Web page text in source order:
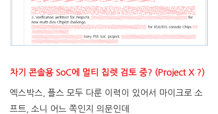
차기 콘솔용 SoC에 멀티 칩렛 검토 중? (Project X ?)
엑스박스, 플스 모두 다룬 이력이 있어서 마이크로 소
프트, 소니 어느 쪽인지 의문인데